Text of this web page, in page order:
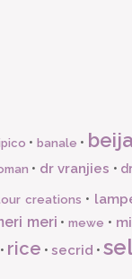
• banale •
• dr vranjies •
creations •
meri •mewe •
• rice • secrid •